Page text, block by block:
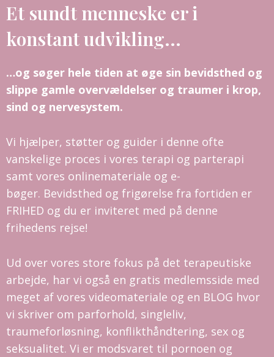
Et sundt menneske er i
konstant udvikling...
…og søger hele tiden at øge sin bevidsthed og
slippe gamle overvældelser og traumer i krop,
sind og nervesystem.
Vi hjælper, støtter og guider i denne ofte
vanskelige proces i vores terapi og parterapi
samt vores onlinemateriale og e-
bøger. Bevidsthed og frigørelse fra fortiden er
FRIHED og du er inviteret med på denne
frihedens rejse!
Ud over vores store fokus på det terapeutiske
arbejde, har vi også en gratis medlemsside med
meget af vores videomateriale og en BLOG hvor
vi skriver om parforhold, singleliv,
traumeforløsning, konflikthåndtering, sex og
seksualitet. Vi er modsvaret til pornoen og